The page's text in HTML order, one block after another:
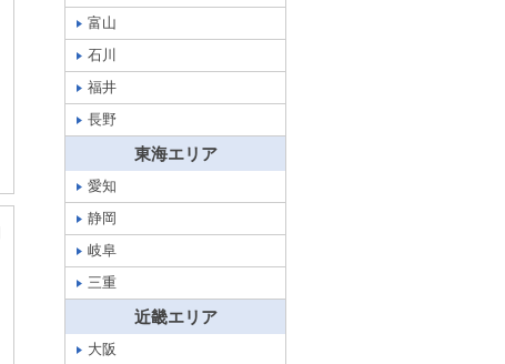
富山
石川
福井
長野
東海エリア
愛知
静岡
岐阜
三重
近畿エリア
大阪